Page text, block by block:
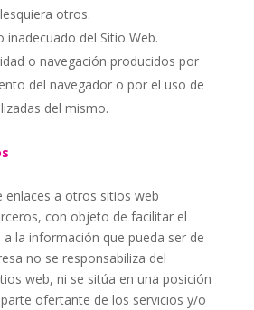
otros.
inadecuado del Sitio Web.
o navegación producidos por
del navegador o por el uso de
del mismo.
enlaces a otros sitios web
con objeto de facilitar el
a la información que pueda ser de
no se responsabiliza del
web, ni se sitúa en una posición
ofertante de los servicios y/o